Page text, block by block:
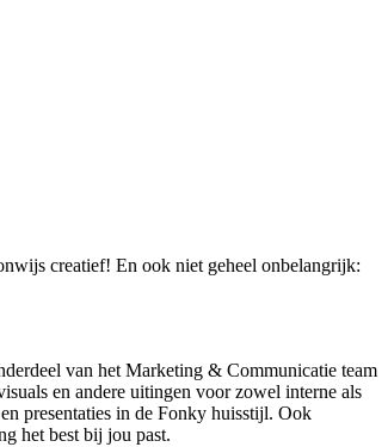
creatief! En ook niet geheel onbelangrijk:
van het Marketing & Communicatie team
en andere uitingen voor zowel interne als
presentaties in de Fonky huisstijl. Ook
het best bij jou past.